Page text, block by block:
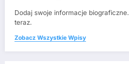
Dodaj swoje informacje biograficzne.
teraz.
Zobacz Wszystkie Wpisy